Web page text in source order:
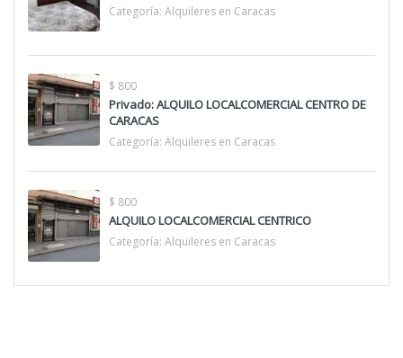
Categoría: Alquileres en Caracas
$ 800
Privado: ALQUILO LOCALCOMERCIAL CENTRO DE
CARACAS
Categoría: Alquileres en Caracas
$ 800
ALQUILO LOCALCOMERCIAL CENTRICO
Categoría: Alquileres en Caracas